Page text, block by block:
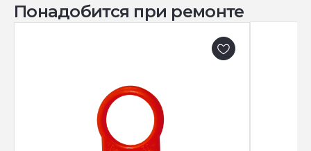
Понадобится при ремонте